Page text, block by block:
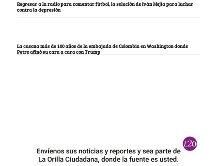
Regresar a la radio para comentar fútbol, la solución de Iván Mejía para luchar
contra la depresión
La casona más de 100 años de la embajada de Colombia en Washington donde
Petro afinó su cara a cara con Trump